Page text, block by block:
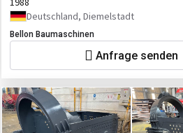
Deutschland, Diemelstadt
Bellon Baumaschinen
Anfrage senden